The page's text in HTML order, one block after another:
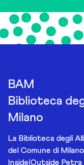
BAM
Biblioteca
Milano
La Biblioteca degli
del Comune di
Inside|Outside Petra